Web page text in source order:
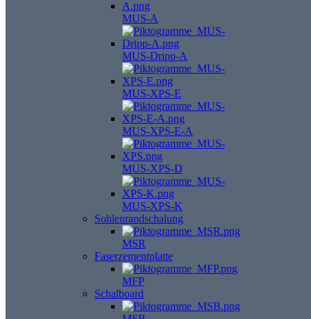
MUS-A
MUS-Dripp-A
MUS-XPS-E
MUS-XPS-E-A
MUS-XPS-D
MUS-XPS-K
Sohlenrandschalung
MSR
Faserzementplatte
MFP
Schalboard